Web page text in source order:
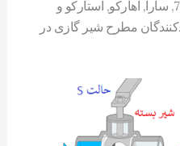
ایران شیر, آذران, حقیقی, نگین , 77, سارا, آهارکو, استارکو و
مطرح شیر گازی در